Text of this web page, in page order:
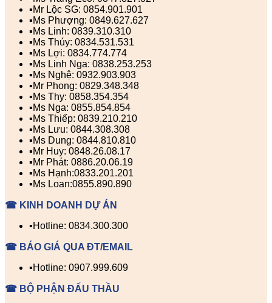
▪️Mr Lộc SG: 0854.901.901
▪️Ms Phượng: 0849.627.627
▪️Ms Linh: 0839.310.310
▪️Ms Thúy: 0834.531.531
▪️Ms Lợi: 0834.774.774
▪️Ms Linh Nga: 0838.253.253
▪️Ms Nghệ: 0932.903.903
▪️Mr Phong: 0829.348.348
▪️Ms Thy: 0858.354.354
▪️Ms Nga: 0855.854.854
▪️Ms Thiếp: 0839.210.210
▪️Ms Lưu: 0844.308.308
▪️Ms Dung: 0844.810.810
▪️Mr Huy: 0848.26.08.17
▪️Mr Phát: 0886.20.06.19
▪️Ms Hạnh:0833.201.201
▪️Ms Loan:0855.890.890
☎ KINH DOANH DỰ ÁN
▪️Hotline: 0834.300.300
☎ BÁO GIÁ QUA ĐT/EMAIL
▪️Hotline: 0907.999.609
☎ BỘ PHẬN ĐẤU THẦU